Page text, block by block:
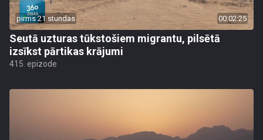
pirms 21 stundas 00:02:25
Seutā uzturas tūkstošiem migrantu, pilsētā
izsīkst pārtikas krājumi
415. epizode